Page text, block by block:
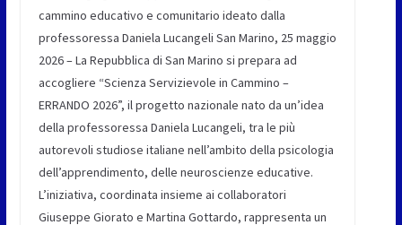
cammino educativo e comunitario ideato dalla
professoressa Daniela Lucangeli San Marino, 25 maggio
2026 – La Repubblica di San Marino si prepara ad
accogliere “Scienza Servizievole in Cammino –
ERRANDO 2026”, il progetto nazionale nato da un’idea
della professoressa Daniela Lucangeli, tra le più
autorevoli studiose italiane nell’ambito della psicologia
dell’apprendimento, delle neuroscienze educative.
L’iniziativa, coordinata insieme ai collaboratori
Giuseppe Giorato e Martina Gottardo, rappresenta un